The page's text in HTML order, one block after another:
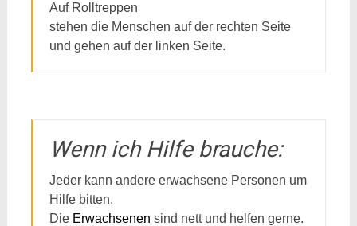
Auf Rolltreppen
stehen die Menschen auf der rechten Seite
und gehen auf der linken Seite.
Wenn ich Hilfe brauche:
Jeder kann andere erwachsene Personen um
Hilfe bitten.
Die Erwachsenen sind nett und helfen gerne.